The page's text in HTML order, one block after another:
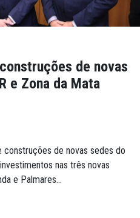
de novas
e Zona da Mata
construções de novas sedes do
nas três novas
e Palmares...